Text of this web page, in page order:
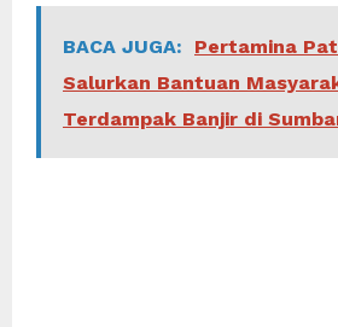
BACA JUGA:
Pertamina
Salurkan Bantuan
Terdampak Banjir di